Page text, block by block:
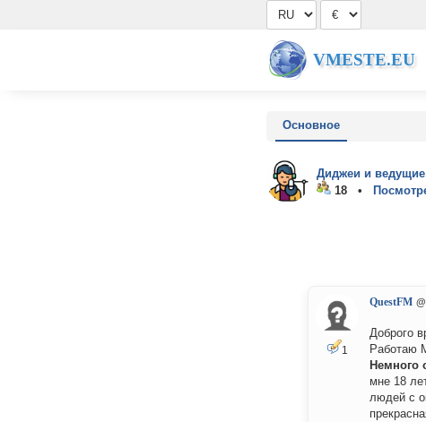
VMESTE.EU
Основное
Диджеи и ведущие
18 •
1
QuestFM
Доброго
Работаю
Немного
мне 18
людей с